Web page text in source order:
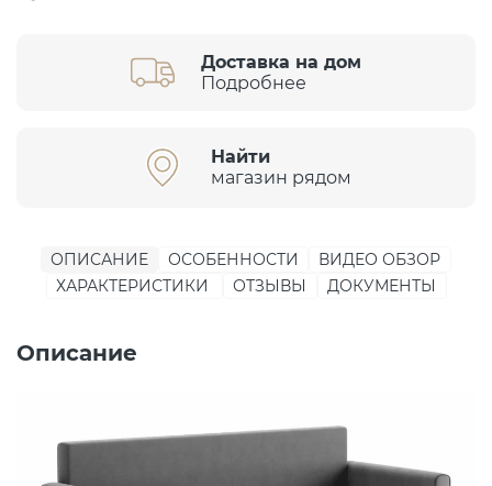
Доставка на дом
Подробнее
Найти
магазин рядом
ОПИСАНИЕ ОСОБЕННОСТИ
ВИДЕО ОБЗОР
ХАРАКТЕРИСТИКИ
ОТЗЫВЫ ДОКУМЕНТЫ
Описание